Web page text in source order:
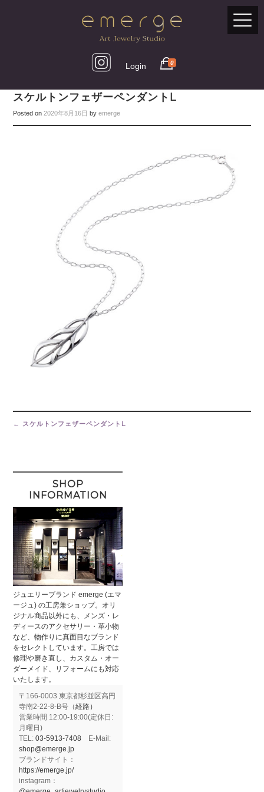
Login 0
スケルトンフェザーペンダントL
Posted on2020年8月16日 byemerge
Post
navigation
← スケルトンフェザーペンダントL
SHOP
INFORMATION
ジュエリーブランド emerge (エマ
ージュ) の工房兼ショップ。オリ
ジナル商品以外にも、メンズ・レ
ディースのアクセサリー・革小物
など、物作りに真面目なブランド
をセレクトしています。工房では
修理や磨き直し、カスタム・オー
ダーメイド、リフォームにも対応
いたします。
〒166-0003 東京都杉並区高円
寺南2-22-8-B号（経路）
営業時間 12:00-19:00(定休日:
月曜日)
TEL:03-5913-7408 E-Mail:
shop@emerge.jp
ブランドサイト：
https://emerge.jp/
instagram：